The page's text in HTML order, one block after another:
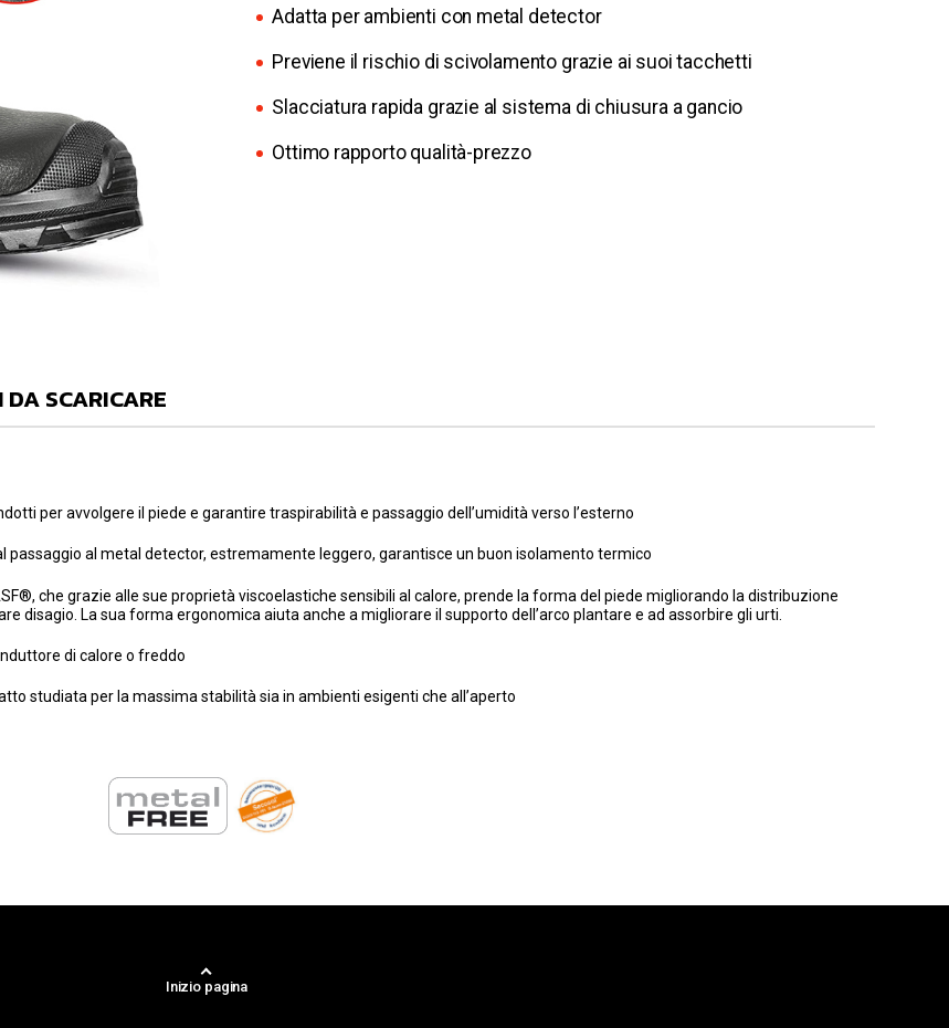
Adatta per ambienti con metal detector
Previene il rischio di scivolamento grazie ai suoi tacchetti
Slacciatura rapida grazie al sistema di chiusura a gancio
Ottimo rapporto qualità-prezzo
DA SCARICARE
per avvolgere il piede e garantire traspirabilità e passaggio dell’umidità verso l’esterno
passaggio al metal detector, estremamente leggero, garantisce un buon isolamento termico
che grazie alle sue proprietà viscoelastiche sensibili al calore, prende la forma del piede migliorando la distribuzione
disagio. La sua forma ergonomica aiuta anche a migliorare il supporto dell’arco plantare e ad assorbire gli urti.
di calore o freddo
studiata per la massima stabilità sia in ambienti esigenti che all’aperto
Inizio pagina